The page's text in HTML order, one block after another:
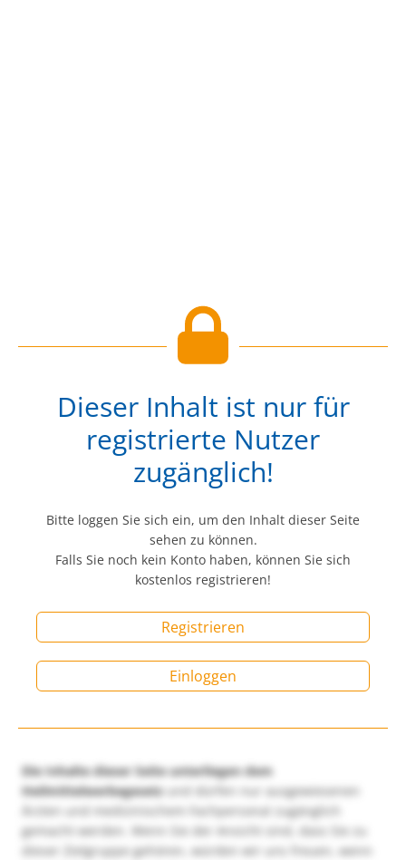
Dieser Inhalt ist nur für
registrierte Nutzer
zugänglich!
Bitte loggen Sie sich ein, um den Inhalt dieser Seite
sehen zu können.
Falls Sie noch kein Konto haben, können Sie sich
kostenlos registrieren!
Registrieren
Einloggen
Die Inhalte dieser Seite unterliegen dem
Heilmittelwerbegesetzund dürfen nur ausgewiesenen
Ärzten und medizinischem Fachpersonal zugänglich
gemacht werden. Wenn Sie der Ansicht sind, dass Sie zu
dieser Zielgruppe gehören, würden wir uns freuen, wenn